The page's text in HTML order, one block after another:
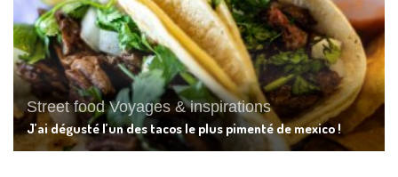
Street food Voyages & inspirations
J’ai dégusté l’un des tacos le plus pimenté de mexico !